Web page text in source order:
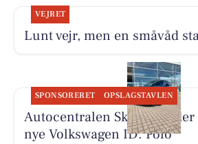
VEJRET
Lunt vejr, men en småvåd
SPONSORERET OPSLAGSTAVLEN
Autocentralen Skive
nye Volkswagen ID. Polo